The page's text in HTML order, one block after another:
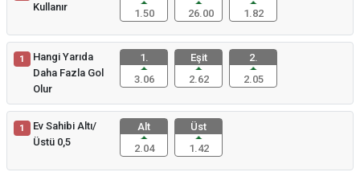
Kullanır
1.50
26.00
1.82
1
Hangi Yarıda
Daha Fazla Gol
Olur
1.
3.06
Eşit
2.62
2.
2.05
1
Ev Sahibi Altı/
Üstü 0,5
Alt
2.04
Üst
1.42